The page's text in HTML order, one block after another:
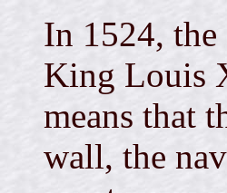
In 1524,
King Louis
means that
wall, the